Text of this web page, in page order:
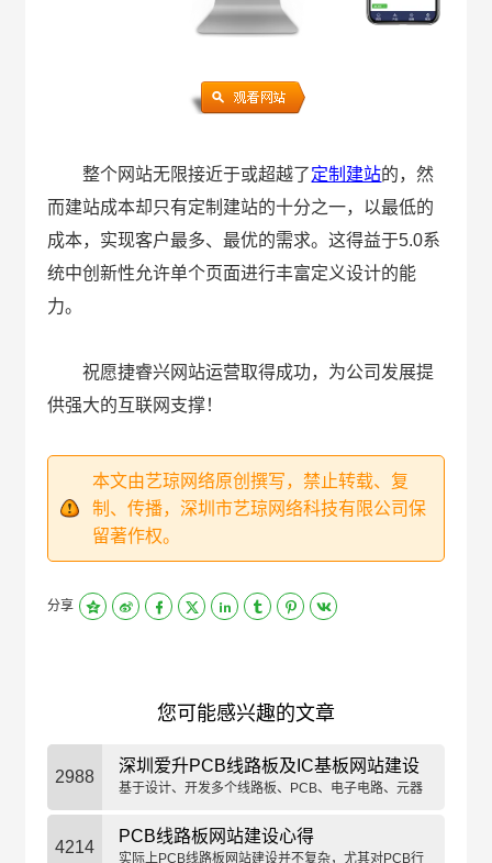
整个网站无限接近于或超越了定制建站的，然
而建站成本却只有定制建站的十分之一，以最低的
成本，实现客户最多、最优的需求。这得益于5.0系
统中创新性允许单个页面进行丰富定义设计的能
力。
祝愿捷睿兴网站运营取得成功，为公司发展提
供强大的互联网支撑！
本文由艺琼网络原创撰写，禁止转载、复
制、传播，深圳市艺琼网络科技有限公司保
留著作权。
分享
您可能感兴趣的文章
2988
深圳爱升PCB线路板及IC基板网站建设
项目完成
基于设计、开发多个线路板、PCB、电子电路、元器
业的产品特性，全站采用绿色、深蓝色为主调色，大
量引入线路纹理元素，给访问者打开网站的第一感留
4214
PCB线路板网站建设心得
实际上PCB线路板网站建设并不复杂，尤其对PCB行